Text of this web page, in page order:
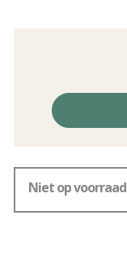
Éénheidsprijs,
Niet op voorraad